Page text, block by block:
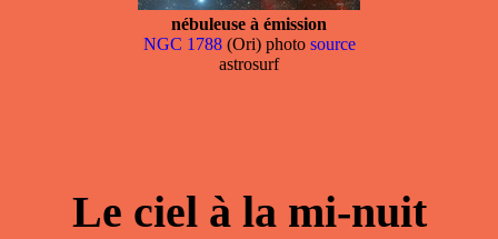
nébuleuse à émission
NGC 1788(Ori) photo source
astrosurf
Le ciel à la mi-nuit